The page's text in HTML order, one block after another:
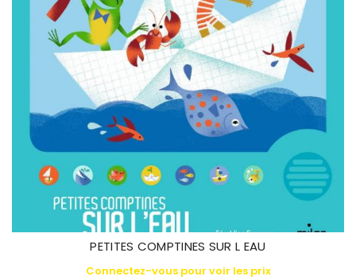
PETITES COMPTINES SUR L EAU
Connectez-vous pour voir les prix